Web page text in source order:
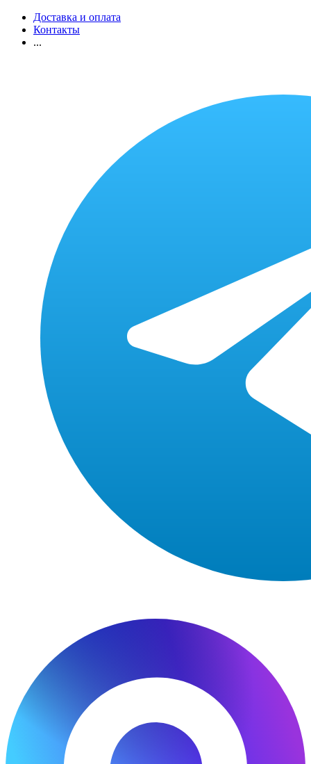
Доставка и оплата
Контакты
...